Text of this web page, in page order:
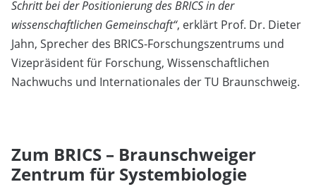
Schritt bei der Positionierung des BRICS in der
wissenschaftlichen Gemeinschaft“, erklärt Prof. Dr. Dieter
Jahn, Sprecher des BRICS-Forschungszentrums und
Vizepräsident für Forschung, Wissenschaftlichen
Nachwuchs und Internationales der TU Braunschweig.
Zum BRICS – Braunschweiger
Zentrum für Systembiologie